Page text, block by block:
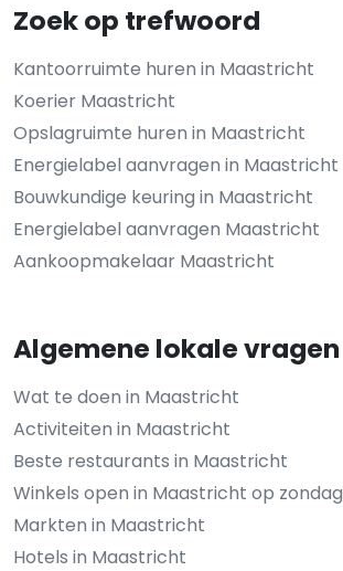
Zoek op trefwoord
Kantoorruimte huren in Maastricht
Koerier Maastricht
Opslagruimte huren in Maastricht
Energielabel aanvragen in Maastricht
Bouwkundige keuring in Maastricht
Energielabel aanvragen Maastricht
Aankoopmakelaar Maastricht
Algemene lokale vragen
Wat te doen in Maastricht
Activiteiten in Maastricht
Beste restaurants in Maastricht
Winkels open in Maastricht op zondag
Markten in Maastricht
Hotels in Maastricht